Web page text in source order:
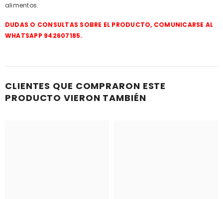
alimentos.
DUDAS O CONSULTAS SOBRE EL PRODUCTO, COMUNICARSE AL
WHATSAPP 942607185.
CLIENTES QUE COMPRARON ESTE
PRODUCTO VIERON TAMBIÉN